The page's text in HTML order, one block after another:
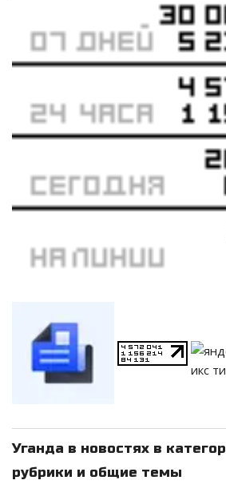
Уганда в новостях в
рубрики и общие темы